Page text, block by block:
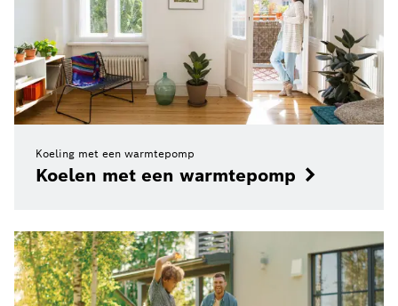
Koeling met een warmtepomp
Koelen met een warmtepomp